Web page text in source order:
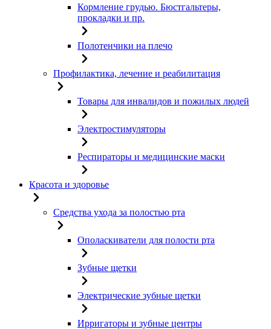
Кормление грудью. Бюстгальтеры,
прокладки и пр.
Полотенчики на плечо
Профилактика, лечение и реабилитация
Товары для инвалидов и пожилых людей
Электростимуляторы
Респираторы и медицинские маски
Красота и здоровье
Средства ухода за полостью рта
Ополаскиватели для полости рта
Зубные щетки
Электрические зубные щетки
Ирригаторы и зубные центры